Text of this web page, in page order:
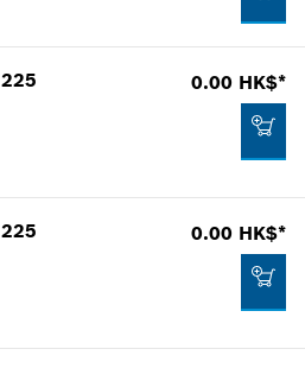
添加到購物籃
225
0.00 HK$*
225
0.00 HK$*